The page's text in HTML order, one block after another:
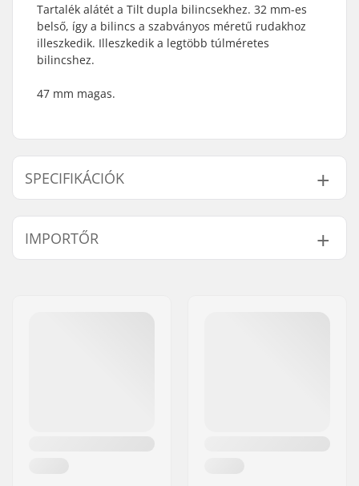
Tartalék alátét a Tilt dupla bilincsekhez. 32 mm-es
belső, így a bilincs a szabványos méretű rudakhoz
illeszkedik. Illeszkedik a legtöbb túlméretes
bilincshez.
47 mm magas.
SPECIFIKÁCIÓK
Kompresszió típusa:
SCS
Alátétlemez hossza:
IMPORTŐR